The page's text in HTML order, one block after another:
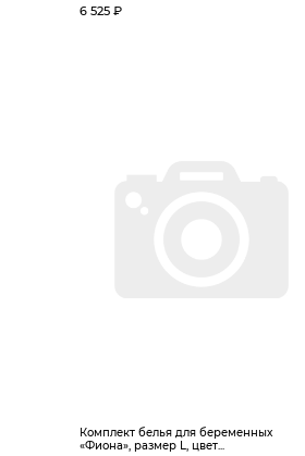
6 525 ₽
Комплект белья для беременных
«Фиона», размер L, цвет...